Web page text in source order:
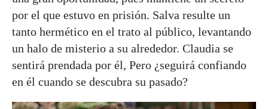
por el que estuvo en prisión. Salva resulte un
tanto hermético en el trato al público, levantando
un halo de misterio a su alrededor. Claudia se
sentirá prendada por él, Pero ¿seguirá confiando
en él cuando se descubra su pasado?